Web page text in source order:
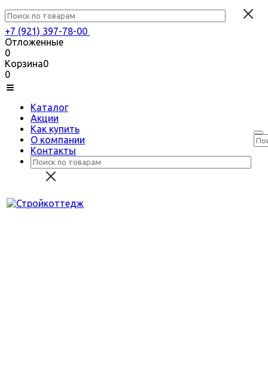
+7 (921) 397-78-00
Отложенные
0
Корзина0
0
Каталог
Акции
Как купить
О компании
Контакты